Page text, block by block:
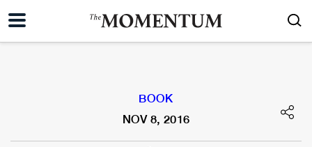
BOOK
NOV 8, 2016